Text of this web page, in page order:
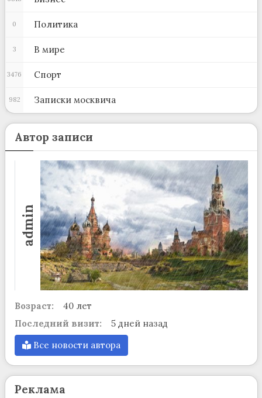
Политика
0
В мире
3
Спорт
3476
Записки москвича
982
Автор записи
admin
Возраст:
40 лет
Последний визит:
5 дней назад
Все новости автора
Реклама